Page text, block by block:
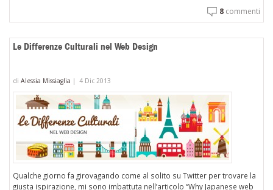
8 commenti
Le Differenze Culturali nel Web Design
di Alessia Missiaglia | 4 Dic 2013
Qualche giorno fa girovagando come al solito su Twitter per trovare la
giusta ispirazione, mi sono imbattuta nell’articolo “Why Japanese web